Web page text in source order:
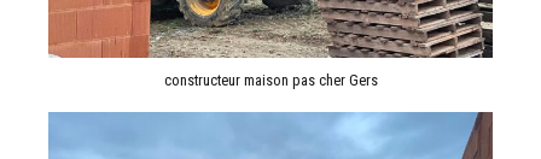
constructeur maison pas cher Gers